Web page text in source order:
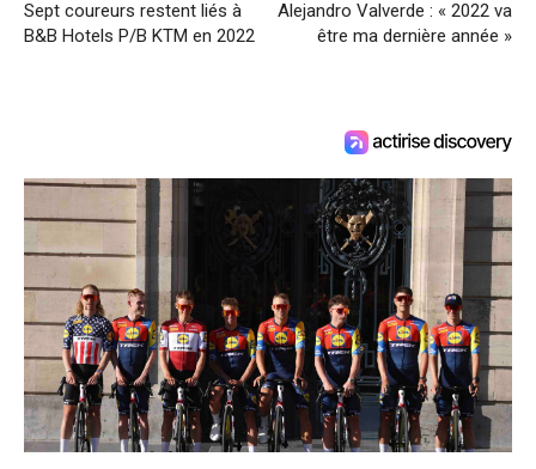
Sept coureurs restent liés à
B&B Hotels P/B KTM en 2022
Alejandro Valverde : « 2022 va
être ma dernière année »